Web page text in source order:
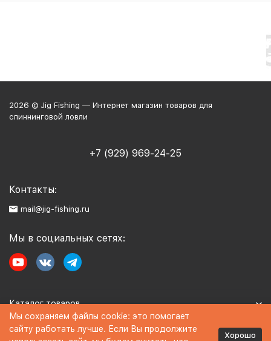
2026 © Jig Fishing — Интернет магазин товаров для
спиннинговой ловли
+7 (929) 969-24-25
Контакты:
mail@jig-fishing.ru
Мы в социальных сетях:
Каталог товаров
Информация
Мы сохраняем файлы cookie: это помогает
сайту работать лучше. Если Вы продолжите
Хорошо